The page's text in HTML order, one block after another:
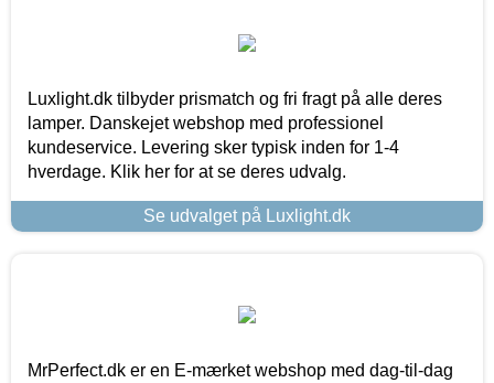
Luxlight.dk tilbyder prismatch og fri fragt på alle deres
lamper. Danskejet webshop med professionel
kundeservice. Levering sker typisk inden for 1-4
hverdage. Klik her for at se deres udvalg.
Se udvalget på Luxlight.dk
MrPerfect.dk er en E-mærket webshop med dag-til-dag